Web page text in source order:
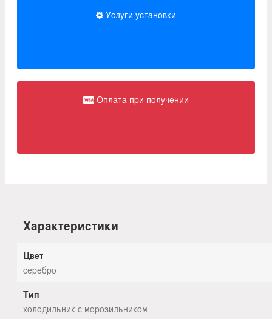
Услуги установки
Оплата при получении
Характеристики
Цвет
серебро
Тип
холодильник с морозильником